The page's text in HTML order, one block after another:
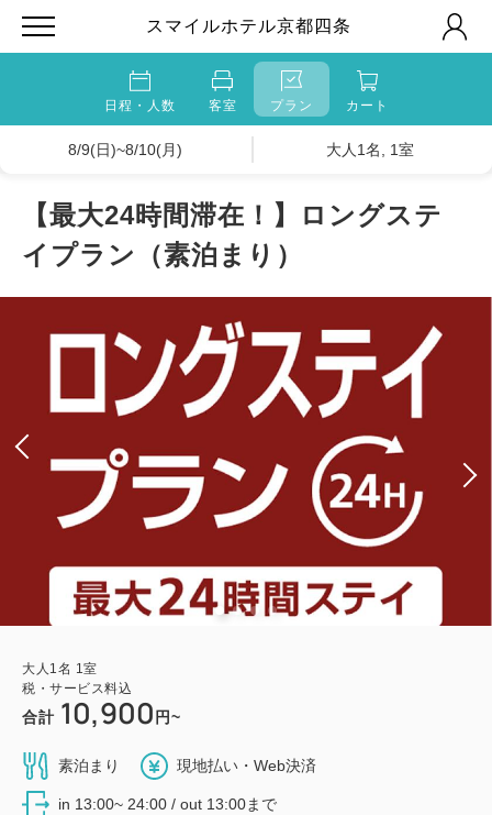
スマイルホテル京都四条
日程・人数 客室 プラン カート
8/9(日)~8/10(月) 大人1名, 1室
【最大24時間滞在！】ロングステ
イプラン（素泊まり）
大人 1 名 1 室
税・サービス料込
合計 10,900 円~
素泊まり 現地払い・Web決済
in 13:00~ 24:00 / out 13:00まで